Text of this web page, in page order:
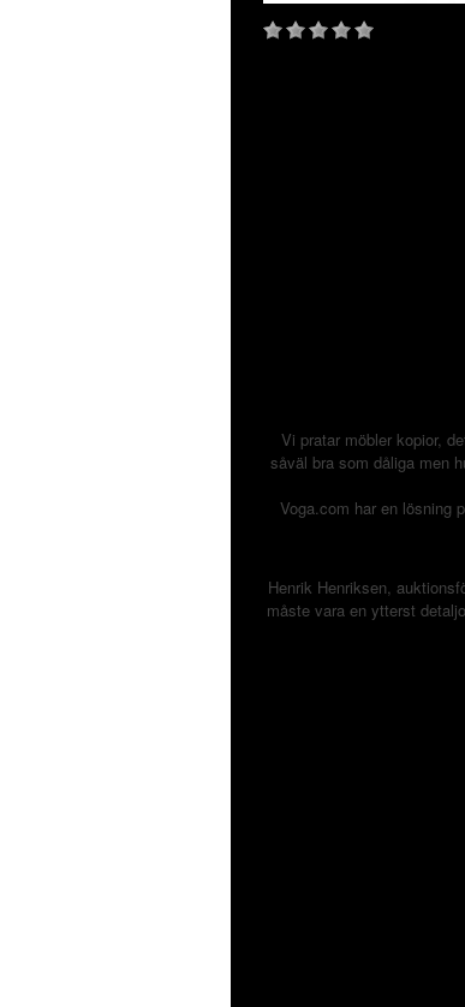
Vi pratar möbler kopior,
såväl bra som dåliga men
Voga.com har en lösning
Henrik Henriksen,
måste vara en ytterst